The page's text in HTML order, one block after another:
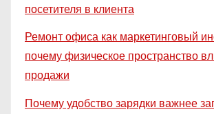
посетителя в клиента
Ремонт офиса как маркетинговый
почему физическое пространство
продажи
Почему удобство зарядки важнее